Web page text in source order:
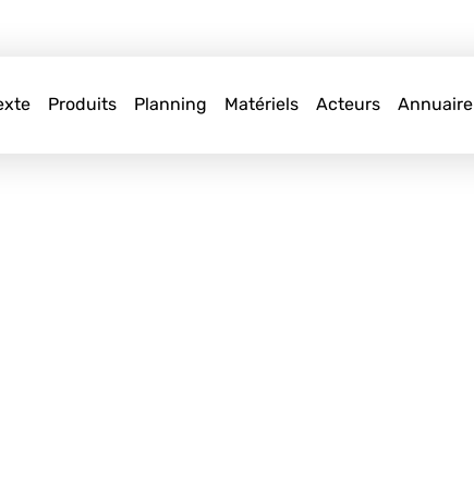
Produits Planning Matériels Acteurs Annuaire